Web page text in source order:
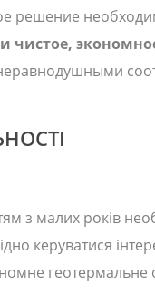
решение
чистое,
з малих років
керуватися
геотермальне